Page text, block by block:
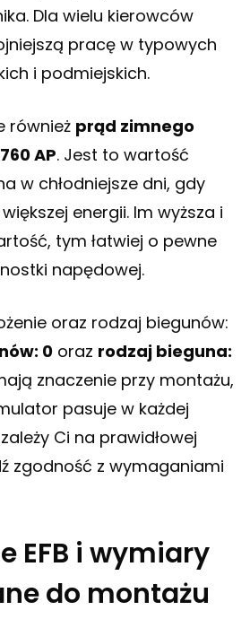
Dla wielu kierowców
pracę w typowych
i podmiejskich.
również prąd zimnego
AP. Jest to wartość
w chłodniejsze dni, gdy
energii. Im wyższa i
tym łatwiej o pewne
napędowej.
oraz rodzaj biegunów:
0 oraz rodzaj bieguna:
znaczenie przy montażu,
pasuje w każdej
Ci na prawidłowej
zgodność z wymaganiami
EFB i wymiary
do montażu